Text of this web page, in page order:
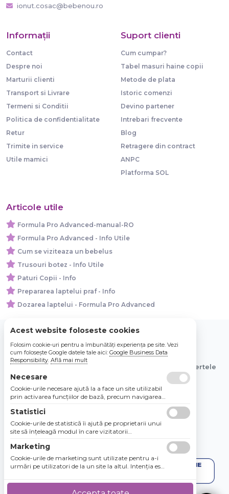
ionut.cosac@bebenou.ro
Informaţii
Contact
Despre noi
Marturii clienti
Transport si Livrare
Termeni si Conditii
Politica de confidentialitate
Retur
Trimite in service
Utile mamici
Suport clienti
Cum cumpar?
Tabel masuri haine copii
Metode de plata
Istoric comenzi
Devino partener
Intrebari frecvente
Blog
Retragere din contract
ANPC
Platforma SOL
Articole utile
Formula Pro Advanced-manual-RO
Formula Pro Advanced - Info Utile
Cum se viziteaza un bebelus
Trusouri botez - Info Utile
Paturi Copii - Info
Prepararea laptelui praf - Info
Dozarea laptelui - Formula Pro Advanced
© 2026 Bebe Nou Online Store SRL
Toate preturile sunt exprimate in lei si includ tva. Ofertele
sunt valabile in limita stocului disponibil.
Acest website foloseste cookies
Folosim cookie-uri pentru a îmbunătăți experiența pe site. Vezi
cum folosește Google datele tale aici: Google Business Data
Responsibility. Află mai mult
Necesare
Cookie-urile necesare ajută la a face un site utilizabil
prin activarea funcţiilor de bază, precum navigarea
Site-ul nu poate funcţiona corespunzător fără aceste
cookie-uri.
Statistici
Cookie-urile de statistică îi ajută pe proprietarii unui
site să înţeleagă modul în care vizitatorii
raportarea informaţiilor în mod anonim.
Marketing
Cookie-urile de marketing sunt utilizate pentru a-i
urmări pe utilizatori de la un site la altul. Intenţia este
utilizatorii individuali, aşadar ele sunt mai valoroase
pentru agenţiile de puiblicitate şi părţile terţe care se